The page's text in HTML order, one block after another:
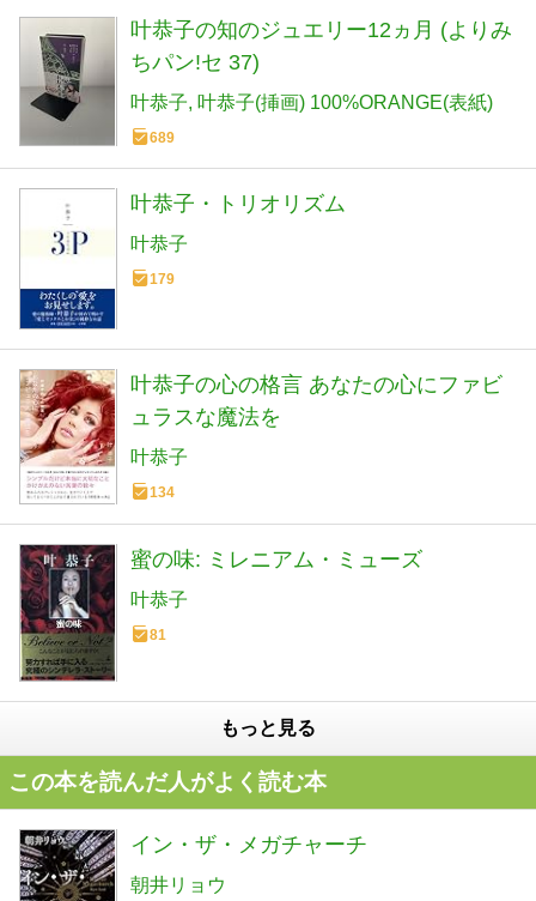
叶恭子の知のジュエリー12ヵ月 (よりみ
ちパン!セ 37)
叶恭子 叶恭子(挿画) 100%ORANGE(表紙)
689
叶恭子・トリオリズム
叶恭子
179
叶恭子の心の格言 あなたの心にファビ
ュラスな魔法を
叶恭子
134
蜜の味: ミレニアム・ミューズ
叶恭子
81
もっと見る
この本を読んだ人がよく読む本
イン・ザ・メガチャーチ
朝井リョウ